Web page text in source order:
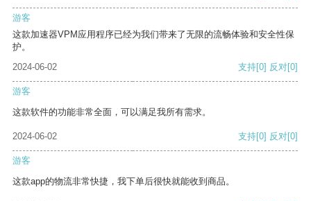
游客
这款加速器VPM应用程序已经为我们带来了无限的流畅体验和安全性保
护。
2024-06-02
支持[0] 反对[0]
游客
这款软件的功能非常全面，可以满足我所有需求。
2024-06-02 支持[0] 反对[0]
游客
这款app的物流非常快捷，我下单后很快就能收到商品。